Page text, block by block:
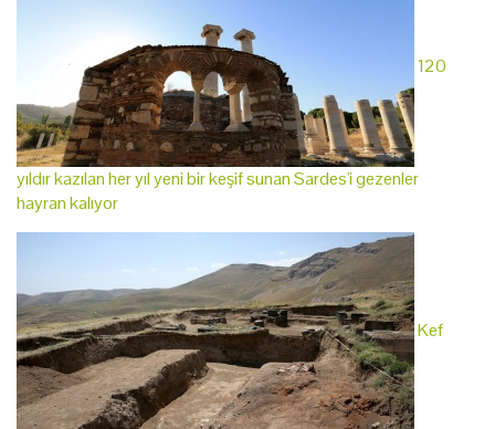
120
yıldır kazılan her yıl yeni bir keşif sunan Sardes'i gezenler
hayran kalıyor
Kef